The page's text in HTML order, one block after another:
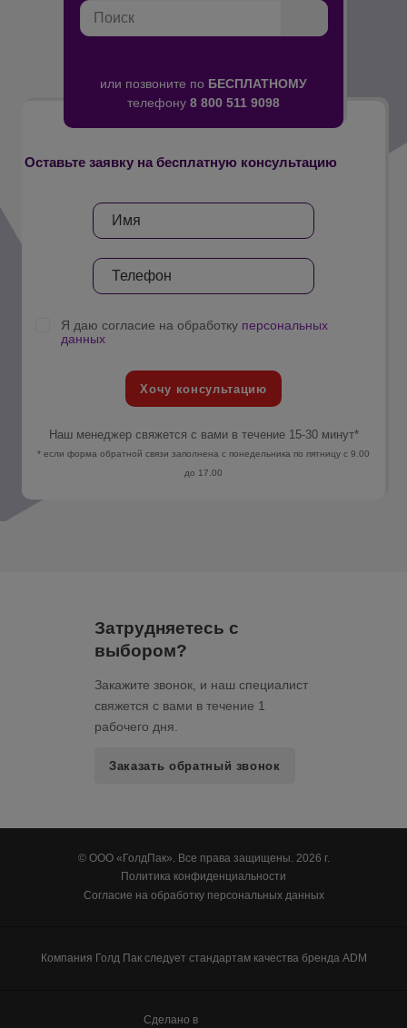
Поиск
или позвоните по БЕСПЛАТНОМУ
телефону 8 800 511 9098
Оставьте заявку на бесплатную консультацию
Я даю согласие на обработку персональных
данных
Хочу консультацию
Наш менеджер свяжется с вами в течение 15-30 минут*
* если форма обратной связи заполнена с понедельника по пятницу с 9.00
до 17.00
Затрудняетесь с
выбором?
Закажите звонок, и наш специалист
свяжется с вами в течение 1
рабочего дня.
Заказать обратный звонок
© ООО «ГолдПак». Все права защищены. 2026 г.
Политика конфиденциальности
Согласие на обработку персональных данных
Компания Голд Пак следует стандартам качества бренда ADM
Сделано в100up